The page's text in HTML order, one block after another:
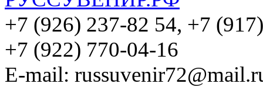
+7 (926) 237-82 54, +7
+7 (922) 770-04-16
E-mail: